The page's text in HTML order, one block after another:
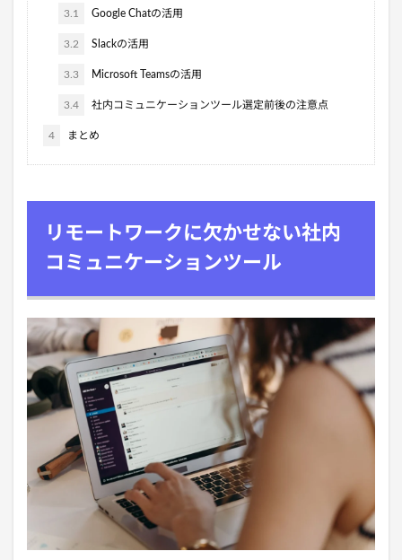
3.1 Google Chatの活用
3.2 Slackの活用
3.3 Microsoft Teamsの活用
3.4 社内コミュニケーションツール選定前後の注意点
4 まとめ
リモートワークに欠かせない社内
コミュニケーションツール